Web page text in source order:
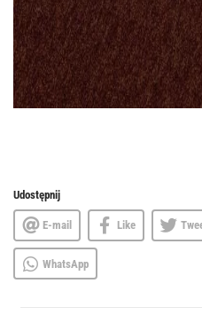
Udostępnij
E-mail Like
WhatsApp